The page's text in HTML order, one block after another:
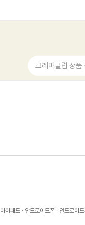
크레마클럽 상품
아이패드 안드로이드폰
안드로이